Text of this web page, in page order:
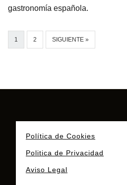
gastronomía española.
1 2 SIGUIENTE »
Política de Cookies
Politica de Privacidad
Aviso Legal